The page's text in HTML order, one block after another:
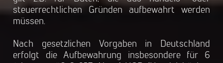
steuerrechtlichen Gründen aufbewahrt werden
müssen.
Nach gesetzlichen Vorgaben in Deutschland
erfolgt die Aufbewahrung insbesondere für 6